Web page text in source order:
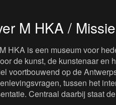
M HKA / Missie
HKA is een museum voor
de kunst, de kunstenaar en
voortbouwend op de
tussen het
Centraal daarbij staat